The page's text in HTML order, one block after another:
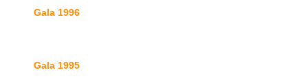
Gala 1996
Gala 1995